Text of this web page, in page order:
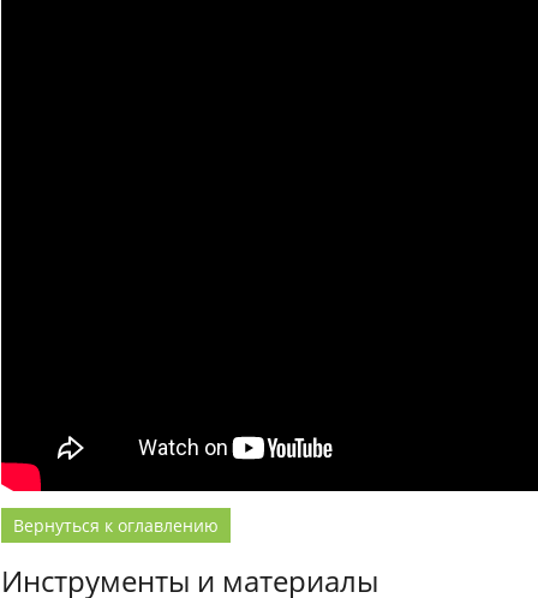
Вернуться к оглавлению
Инструменты и материалы